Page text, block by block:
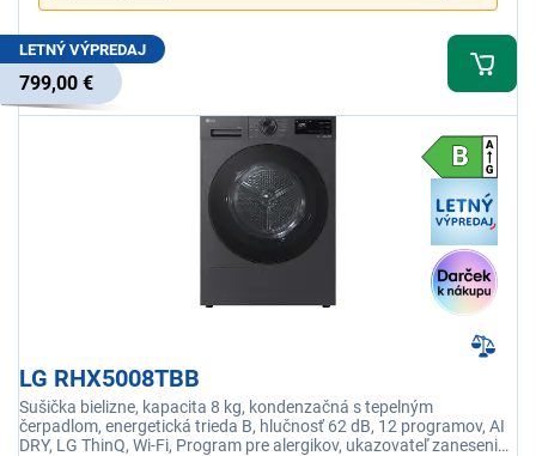
LETNÝ VÝPREDAJ
799,00 €
LG RHX5008TBB
Sušička bielizne, kapacita 8 kg, kondenzačná s tepelným
čerpadlom, energetická trieda B, hlučnosť 62 dB, 12 programov, AI
DRY, LG ThinQ, Wi-Fi, Program pre alergikov, ukazovateľ zanesenia